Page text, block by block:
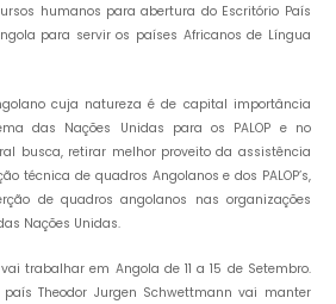
humanos para abertura do Escritório País
para servir os países Africanos de Língua
cuja natureza é de capital importância
das Nações Unidas para os PALOP e no
busca, retirar melhor proveito da assistência
técnica de quadros Angolanos e dos PALOP’s,
de quadros angolanos nas organizações
Nações Unidas.
trabalhar em Angola de 11 a 15 de Setembro.
Theodor Jurgen Schwettmann vai manter